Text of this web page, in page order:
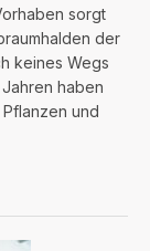
sorgt
der
keines Wegs
haben
und